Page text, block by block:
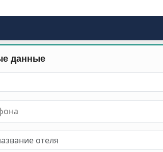
данные